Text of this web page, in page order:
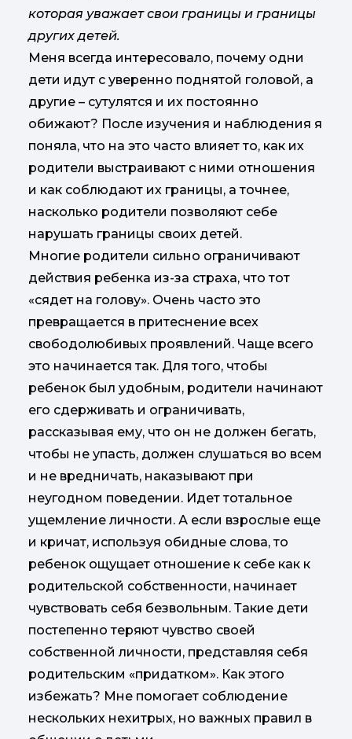
которая уважает свои границы и границы
других детей.
Меня всегда интересовало, почему одни
дети идут с уверенно поднятой головой, а
другие – сутулятся и их постоянно
обижают? После изучения и наблюдения я
поняла, что на это часто влияет то, как их
родители выстраивают с ними отношения
и как соблюдают их границы, а точнее,
насколько родители позволяют себе
нарушать границы своих детей.
Многие родители сильно ограничивают
действия ребенка из-за страха, что тот
«сядет на голову». Очень часто это
превращается в притеснение всех
свободолюбивых проявлений. Чаще всего
это начинается так. Для того, чтобы
ребенок был удобным, родители начинают
его сдерживать и ограничивать,
рассказывая ему, что он не должен бегать,
чтобы не упасть, должен слушаться во всем
и не вредничать, наказывают при
неугодном поведении. Идет тотальное
ущемление личности. А если взрослые еще
и кричат, используя обидные слова, то
ребенок ощущает отношение к себе как к
родительской собственности, начинает
чувствовать себя безвольным. Такие дети
постепенно теряют чувство своей
собственной личности, представляя себя
родительским «придатком». Как этого
избежать? Мне помогает соблюдение
нескольких нехитрых, но важных правил в